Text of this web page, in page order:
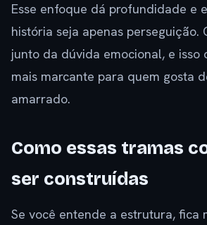
Esse enfoque dá profundidade e
história seja apenas perseguição.
junto da dúvida emocional, e isso
mais marcante para quem gosta
amarrado.
Como essas tramas
ser construídas
Se você entende a estrutura, fica